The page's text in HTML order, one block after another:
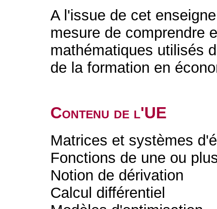
A l'issue de cet
mesure de comprendre
mathématiques utilisés
de la formation en
Contenu de l'UE
Matrices et systèmes
Fonctions de une ou
Notion de dérivation
Calcul différentiel